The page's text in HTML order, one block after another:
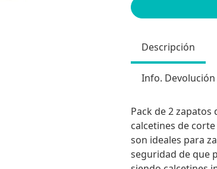
Descripción
Info. Devolución
Pack de 2 zapatos
calcetines de
son ideales para
seguridad de que